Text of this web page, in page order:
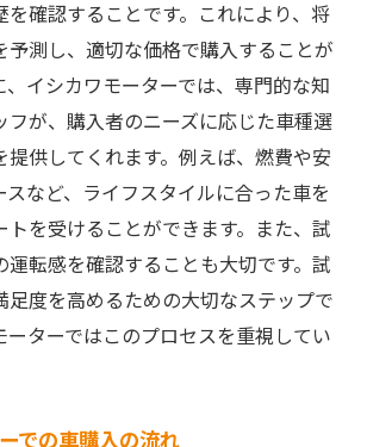
を確認することです。これにより、将
予測し、適切な価格で購入することが
、イシカワモーターでは、専門的な知
フが、購入者のニーズに応じた車種選
提供してくれます。例えば、燃費や安
など、ライフスタイルに合った車を
トを受けることができます。また、試
運転感を確認することも大切です。試
足度を高めるための大切なステップで
ーターではこのプロセスを重視してい
での車購入の流れ